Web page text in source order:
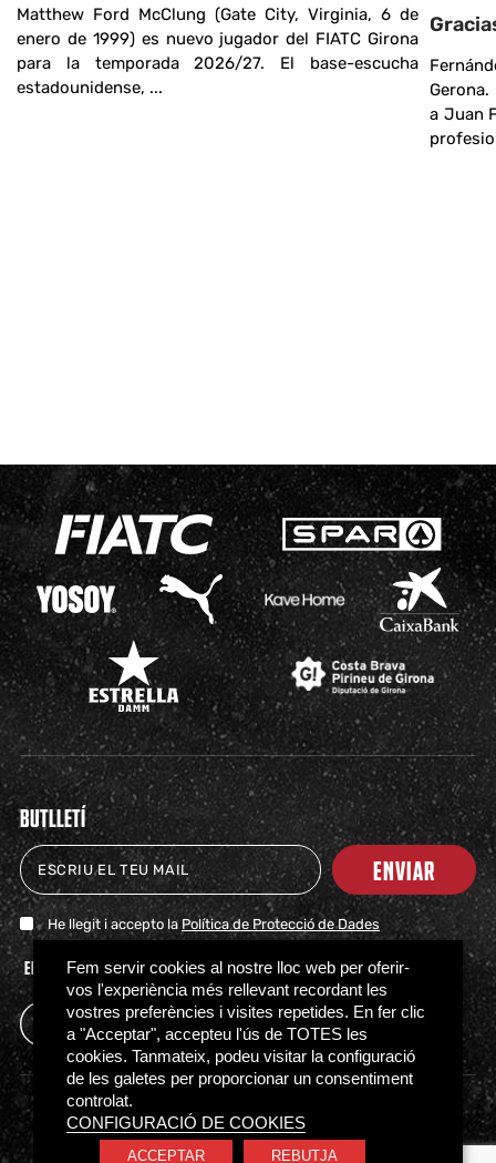
Matthew Ford McClung (Gate City, Virginia, 6 de
enero de 1999) es nuevo jugador del FIATC Girona
para la temporada 2026/27. El base-escucha
estadounidense, ...
a Juan
BUTLLETÍ
ENVIAR
He llegit i accepto la Política de Protecció de Dades
ENTRADASTIENDACLUBHITOSPARTNERSACTUALIDADPRENSA
Política de Privacidad
Política de Cookies
Normativa de acceso
Canal Ético
Fem servir cookies al nostre lloc web per oferir-
vos l'experiència més rellevant recordant les
vostres preferències i visites repetides. En fer clic
a "Acceptar", accepteu l'ús de TOTES les
cookies. Tanmateix, podeu visitar la configuració
de les galetes per proporcionar un consentiment
controlat.
CONFIGURACIÓ DE COOKIES
ACCEPTAR REBUTJA